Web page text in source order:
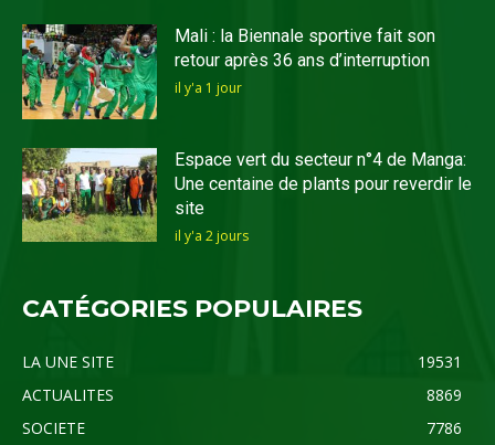
Mali : la Biennale sportive fait son
retour après 36 ans d’interruption
il y'a 1 jour
Espace vert du secteur n°4 de Manga:
Une centaine de plants pour reverdir le
site
il y'a 2 jours
CATÉGORIES POPULAIRES
LA UNE SITE
19531
ACTUALITES
8869
SOCIETE
7786